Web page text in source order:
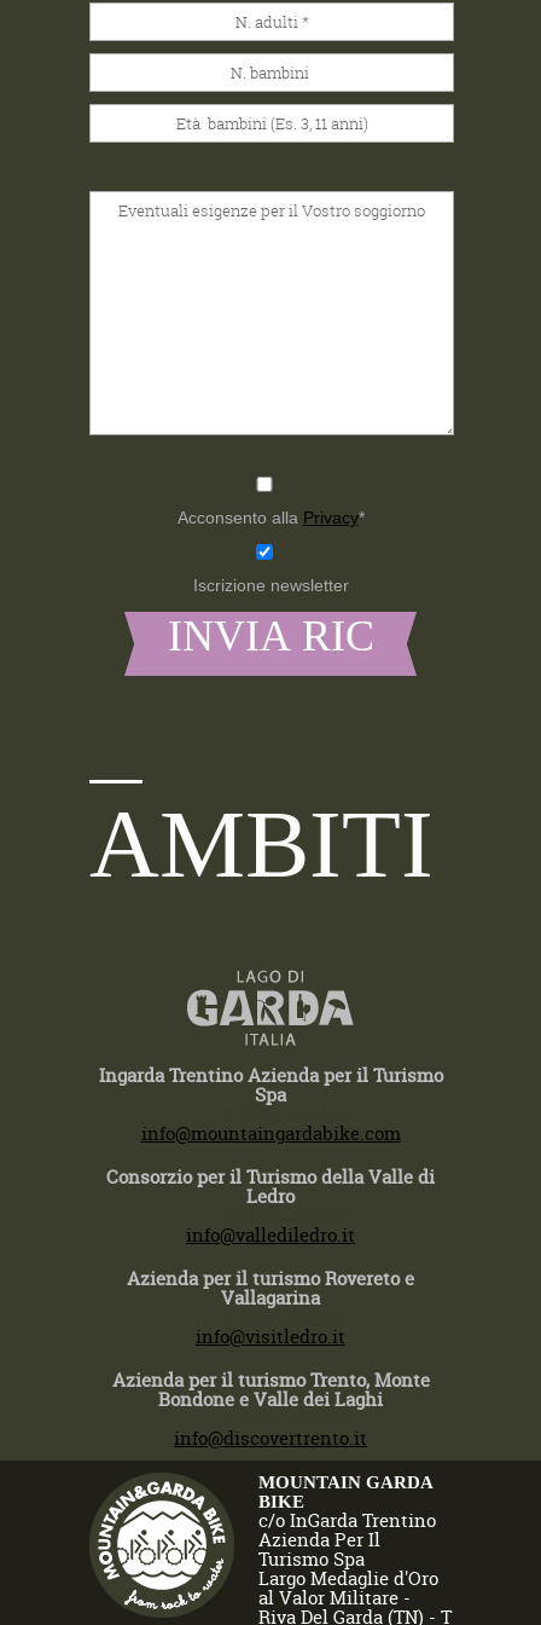
Acconsento alla Privacy*
Iscrizione newsletter
AMBITI
Ingarda Trentino Azienda per il Turismo
Spa
info@mountaingardabike.com
Consorzio per il Turismo della Valle di
Ledro
info@vallediledro.it
Azienda per il turismo Rovereto e
Vallagarina
info@visitledro.it
Azienda per il turismo Trento, Monte
Bondone e Valle dei Laghi
info@discovertrento.it
MOUNTAIN GARDA
BIKE
c/o InGarda Trentino
Azienda Per Il
Turismo Spa
Largo Medaglie d'Oro
al Valor Militare -
Riva Del Garda (TN) - T